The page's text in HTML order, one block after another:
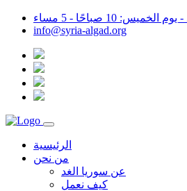
info@syria-algad.org
الرئيسية
من نحن
عن سوريا الغد
كيف نعمل